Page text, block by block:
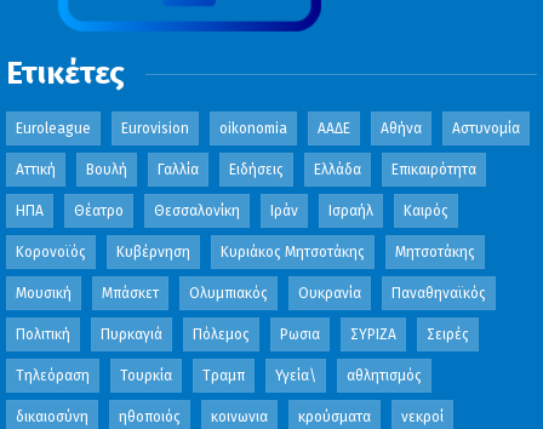
Ετικέτες
Euroleague Eurovision oikonomia ΑΑΔΕ Αθήνα Αστυνομία
Αττική Βουλή Γαλλία Ειδήσεις Ελλάδα Επικαιρότητα
ΗΠΑ Θέατρο Θεσσαλονίκη Ιράν Ισραήλ Καιρός
Κορονοϊός Κυβέρνηση Κυριάκος Μητσοτάκης Μητσοτάκης
Μουσική Μπάσκετ Ολυμπιακός Ουκρανία Παναθηναϊκός
Πολιτική Πυρκαγιά Πόλεμος Ρωσια ΣΥΡΙΖΑ Σειρές
Τηλεόραση Τουρκία Τραμπ Υγεία\ αθλητισμός
δικαιοσύνη ηθοποιός κοινωνια κρούσματα νεκροί